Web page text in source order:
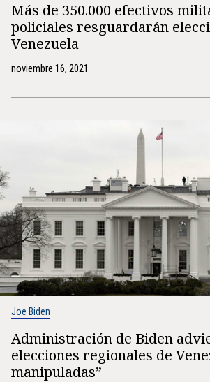
Más de 350.000 efectivos
policiales resguardarán
Venezuela
noviembre 16, 2021
Joe Biden
Administración de Biden
elecciones regionales de
manipuladas”